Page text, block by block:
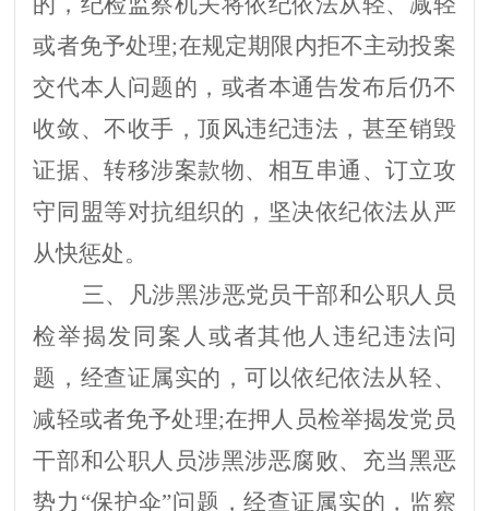
或者免予处理;在规定期限内拒不主动投案
交代本人问题的，或者本通告发布后仍不
收敛、不收手，顶风违纪违法，甚至销毁
证据、转移涉案款物、相互串通、订立攻
守同盟等对抗组织的，坚决依纪依法从严
从快惩处。
三、凡涉黑涉恶党员干部和公职人员
检举揭发同案人或者其他人违纪违法问
题，经查证属实的，可以依纪依法从轻、
减轻或者免予处理;在押人员检举揭发党员
干部和公职人员涉黑涉恶腐败、充当黑恶
势力“保护伞”问题，经查证属实的，监察